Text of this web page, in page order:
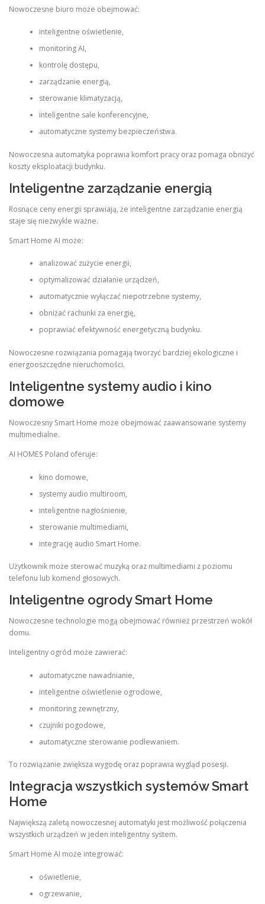
Nowoczesne biuro może obejmować:
inteligentne oświetlenie,
monitoring AI,
kontrolę dostępu,
zarządzanie energią,
sterowanie klimatyzacją,
inteligentne sale konferencyjne,
automatyczne systemy bezpieczeństwa.
Nowoczesna automatyka poprawia komfort pracy oraz pomaga obniżyć
koszty eksploatacji budynku.
Inteligentne zarządzanie energią
Rosnące ceny energii sprawiają, że inteligentne zarządzanie energią
staje się niezwykle ważne.
Smart Home AI może:
analizować zużycie energii,
optymalizować działanie urządzeń,
automatycznie wyłączać niepotrzebne systemy,
obniżać rachunki za energię,
poprawiać efektywność energetyczną budynku.
Nowoczesne rozwiązania pomagają tworzyć bardziej ekologiczne i
energooszczędne nieruchomości.
Inteligentne systemy audio i kino
domowe
Nowoczesny Smart Home może obejmować zaawansowane systemy
multimedialne.
AI HOMES Poland oferuje:
kino domowe,
systemy audio multiroom,
inteligentne nagłośnienie,
sterowanie multimediami,
integrację audio Smart Home.
Użytkownik może sterować muzyką oraz multimediami z poziomu
telefonu lub komend głosowych.
Inteligentne ogrody Smart Home
Nowoczesne technologie mogą obejmować również przestrzeń wokół
domu.
Inteligentny ogród może zawierać:
automatyczne nawadnianie,
inteligentne oświetlenie ogrodowe,
monitoring zewnętrzny,
czujniki pogodowe,
automatyczne sterowanie podlewaniem.
To rozwiązanie zwiększa wygodę oraz poprawia wygląd posesji.
Integracja wszystkich systemów Smart
Home
Największą zaletą nowoczesnej automatyki jest możliwość połączenia
wszystkich urządzeń w jeden inteligentny system.
Smart Home AI może integrować:
oświetlenie,
ogrzewanie,